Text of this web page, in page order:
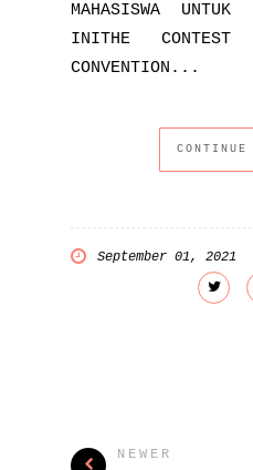
MAHASISWA
INITHE
CONVENTION...
CONTINUE
September 01, 2021
NEWER